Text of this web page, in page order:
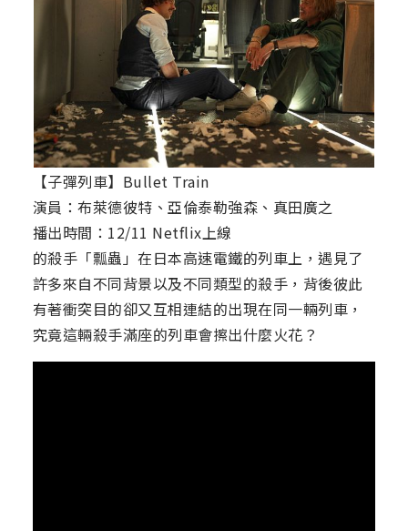
【子彈列車】Bullet Train
演員：布萊德彼特、亞倫泰勒強森、真田廣之
播出時間：12/11 Netflix上線
的殺手「瓢蟲」在日本高速電鐵的列車上，遇見了
許多來自不同背景以及不同類型的殺手，背後彼此
有著衝突目的卻又互相連結的出現在同一輛列車，
究竟這輛殺手滿座的列車會擦出什麼火花？